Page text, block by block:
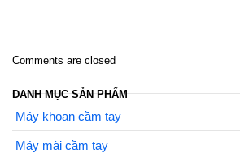
Comments are closed
DANH MỤC SẢN PHẨM
Máy khoan cầm tay
Máy mài cầm tay